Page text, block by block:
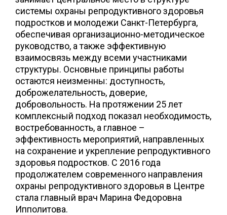
системы охраны репродуктивного здоровья
подростков и молодежи Санкт-Петербурга,
обеспечивая организационно-методическое
руководство, а также эффективную
взаимосвязь между всеми участниками
структуры. Основные принципы работы
остаются неизменны: доступность,
доброжелательность, доверие,
добровольность. На протяжении 25 лет
комплексный подход показал необходимость,
востребованность, а главное –
эффективность мероприятий, направленных
на сохранение и укрепление репродуктивного
здоровья подростков. С 2016 года
продолжателем современного направления
охраны репродуктивного здоровья в Центре
стала главный врач Марина Федоровна
Ипполитова.